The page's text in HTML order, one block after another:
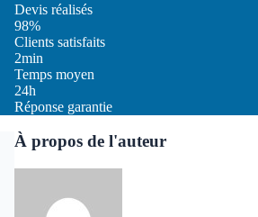
Devis réalisés
98%
Clients satisfaits
2min
Temps moyen
24h
Réponse garantie
À propos de l'auteur